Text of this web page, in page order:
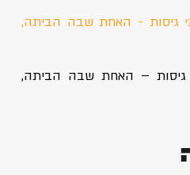
גיסות – האחת שבה הביתה,